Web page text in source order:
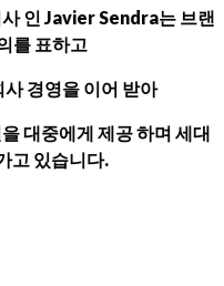
인 Javier Sendra는 브랜
를 표하고
경영을 이어 받아
대중에게 제공 하며 세대
고 있습니다.